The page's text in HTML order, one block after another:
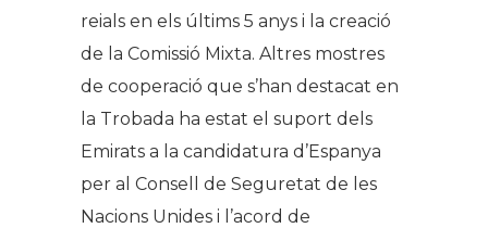
reials en els últims 5 anys i la creació
de la Comissió Mixta. Altres mostres
de cooperació que s’han destacat en
la Trobada ha estat el suport dels
Emirats a la candidatura d’Espanya
per al Consell de Seguretat de les
Nacions Unides i l’acord de